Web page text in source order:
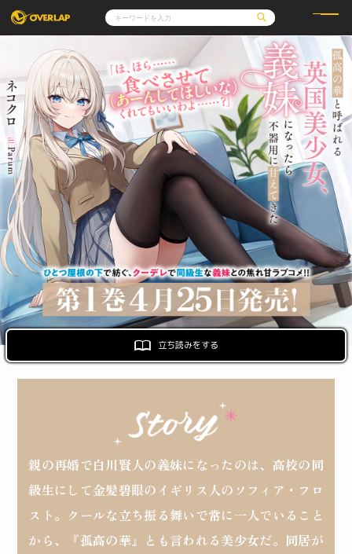
コミック
コミックガルド
コミッククリエ
LiQulle
ラブパルフェ
ライトノベル
文庫
ノベルス
ノベルスf
ロサージュノベルス
その他
コミックエッセイ
ポケットモンスター
アニメ
ゲーム
通販・NEWS
OVERLAP STORE
オーバーラップ広報室
企業
会社概要
採用情報
アクセス
オーバーラップホールディングス
お問い合わせはこちら
オーバーラップ文庫
オーバーラップノベルス
オーバーラップノベルスf
ロサージュノベルス
立ち読みをする
親の再婚で白川賢人の義妹になったのは、高校の同
級生にして金髪碧眼のイギリス人のソフィア・フロ
スト。クールな立ち振る舞いで常に一人でいること
から、『孤高の華』とも言われる美少女だ。同居が